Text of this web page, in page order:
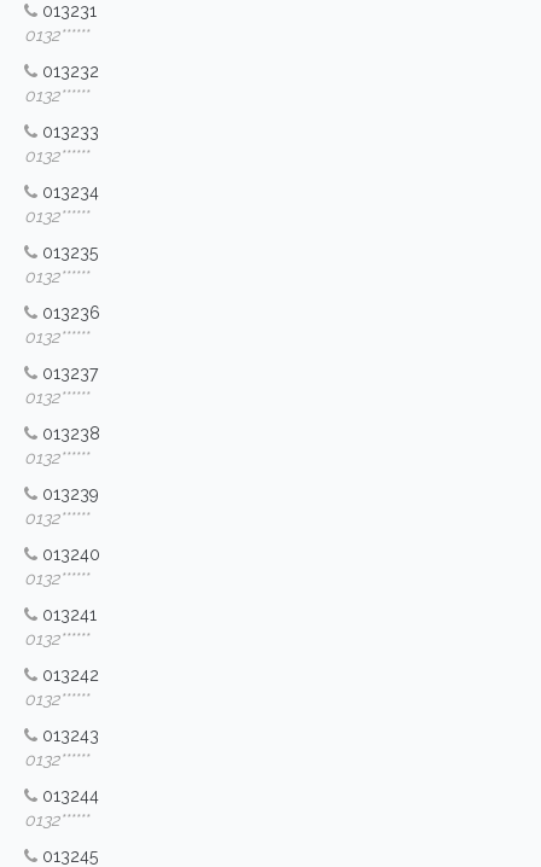
013231
0132******
013232
0132******
013233
0132******
013234
0132******
013235
0132******
013236
0132******
013237
0132******
013238
0132******
013239
0132******
013240
0132******
013241
0132******
013242
0132******
013243
0132******
013244
0132******
013245